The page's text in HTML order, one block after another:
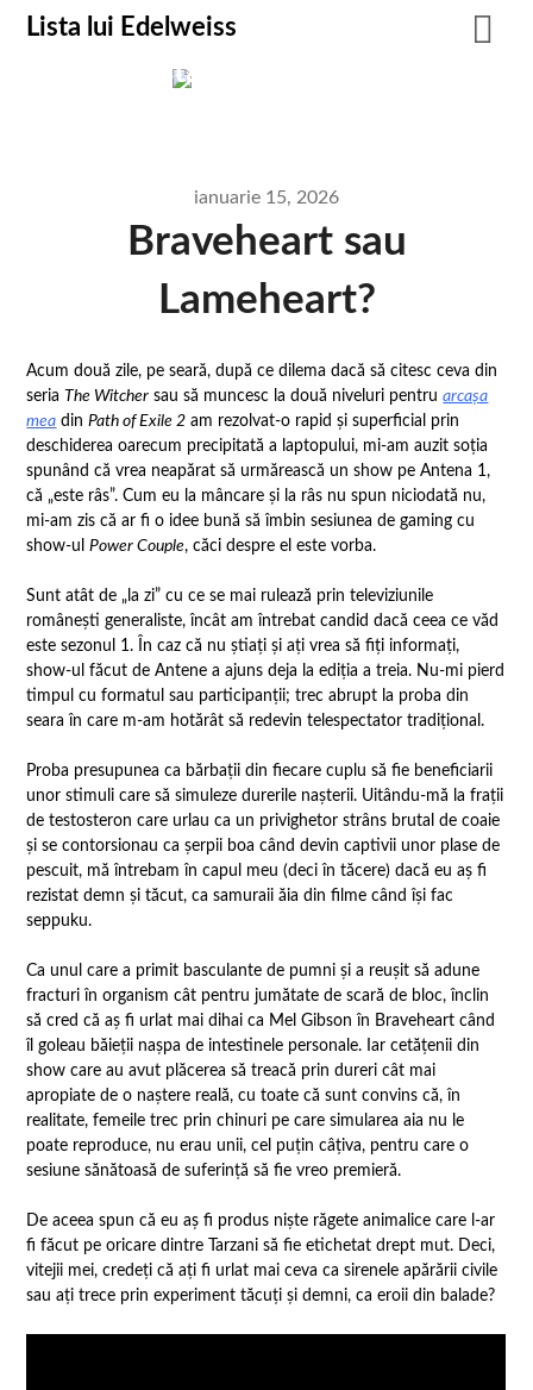
Lista lui Edelweiss
Lista lui Edelweiss
ianuarie 15, 2026
Braveheart sau
Lameheart?
Acum două zile, pe seară, după ce dilema dacă să citesc ceva din
seria The Witcher sau să muncesc la două niveluri pentruarcașa
mea dinPath of Exile 2 am rezolvat-o rapid și superficial prin
deschiderea oarecum precipitată a laptopului, mi-am auzit soția
spunând că vrea neapărat să urmărească un show pe Antena 1,
că „este râs”. Cum eu la mâncare și la râs nu spun niciodată nu,
mi-am zis că ar fi o idee bună să îmbin sesiunea de gaming cu
show-ulPower Couple, căci despre el este vorba.
Sunt atât de „la zi” cu ce se mai rulează prin televiziunile
românești generaliste, încât am întrebat candid dacă ceea ce văd
este sezonul 1. În caz că nu știați și ați vrea să fiți informați,
show-ul făcut de Antene a ajuns deja la ediția a treia. Nu-mi pierd
timpul cu formatul sau participanții; trec abrupt la proba din
seara în care m-am hotărât să redevin telespectator tradițional.
Proba presupunea ca bărbații din fiecare cuplu să fie beneficiarii
unor stimuli care să simuleze durerile nașterii. Uitându-mă la frații
de testosteron care urlau ca un privighetor strâns brutal de coaie
și se contorsionau ca șerpii boa când devin captivii unor plase de
pescuit, mă întrebam în capul meu (deci în tăcere) dacă eu aș fi
rezistat demn și tăcut, ca samuraii ăia din filme când își fac
seppuku.
Ca unul care a primit basculante de pumni și a reușit să adune
fracturi în organism cât pentru jumătate de scară de bloc, înclin
să cred că aș fi urlat mai dihai ca Mel Gibson în Braveheart când
îl goleau băieții nașpa de intestinele personale. Iar cetățenii din
show care au avut plăcerea să treacă prin dureri cât mai
apropiate de o naștere reală, cu toate că sunt convins că, în
realitate, femeile trec prin chinuri pe care simularea aia nu le
poate reproduce, nu erau unii, cel puțin câțiva, pentru care o
sesiune sănătoasă de suferință să fie vreo premieră.
De aceea spun că eu aș fi produs niște răgete animalice care l-ar
fi făcut pe oricare dintre Tarzani să fie etichetat drept mut. Deci,
vitejii mei, credeți că ați fi urlat mai ceva ca sirenele apărării civile
sau ați trece prin experiment tăcuți și demni, ca eroii din balade?